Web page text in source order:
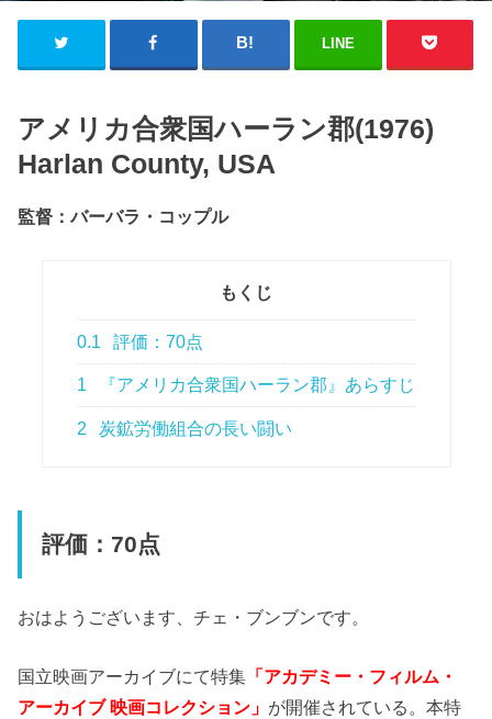
LINE
アメリカ合衆国ハーラン郡(1976)
Harlan County, USA
監督：バーバラ・コップル
もくじ
0.1 評価：70点
1 『アメリカ合衆国ハーラン郡』あらすじ
2 炭鉱労働組合の長い闘い
評価：70点
おはようございます、チェ・ブンブンです。
国立映画アーカイブにて特集 「アカデミー・フィルム・
アーカイブ 映画コレクション」 が開催されている。本特